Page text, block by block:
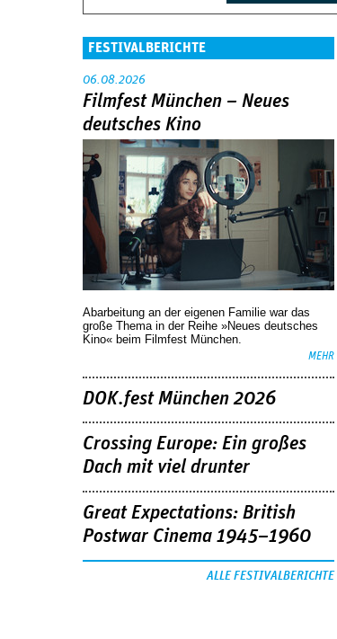
FESTIVALBERICHTE
06.08.2026
Filmfest München – Neues
deutsches Kino
Abarbeitung an der eigenen Familie war das
große Thema in der Reihe »Neues deutsches
Kino« beim Filmfest München.
MEHR
DOK.fest München 2026
Crossing Europe: Ein großes
Dach mit viel drunter
Great Expectations: British
Postwar Cinema 1945–1960
ALLE FESTIVALBERICHTE